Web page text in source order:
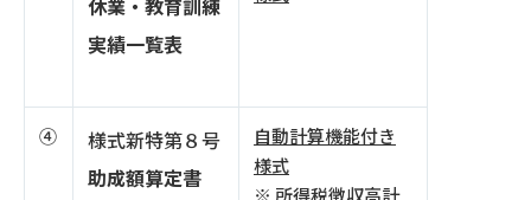
休業・教育訓練
実績一覧表
④
様式新特第８号
助成額算定書
自動計算機能付き
様式